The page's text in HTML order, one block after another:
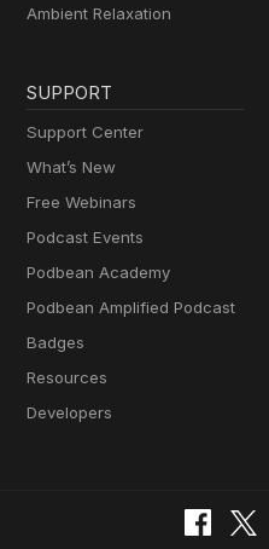
Ambient Relaxation
SUPPORT
Support Center
What’s New
Free Webinars
Podcast Events
Podbean Academy
Podbean Amplified Podcast
Badges
Resources
Developers